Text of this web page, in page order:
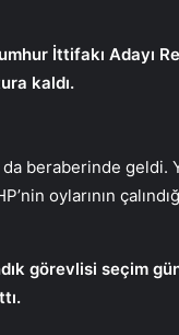
İttifakı Adayı
kaldı.
beraberinde geldi.
oylarının
görevlisi seçim